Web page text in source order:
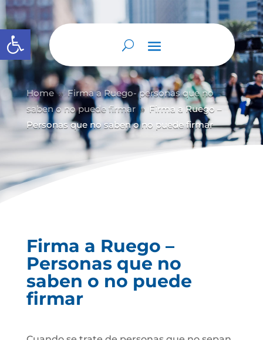
Abrir barra de herramientas
Home 9 Firma a Ruego- personas que no
saben o no puede firmar 9
Firma a Ruego –
Personas que no saben o no puede firmar
Firma a Ruego –
Personas que no
saben o no puede
firmar